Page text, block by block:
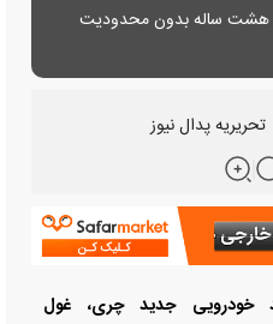
هشت ساله بدون محدودیت
تحریریه پدال نیوز
خودرویی جدید چری، غول